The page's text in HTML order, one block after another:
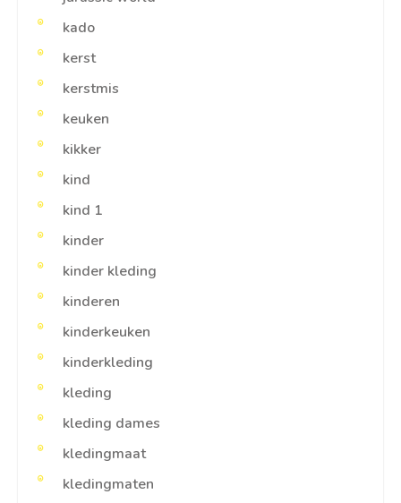
kado
kerst
kerstmis
keuken
kikker
kind
kind 1
kinder
kinder kleding
kinderen
kinderkeuken
kinderkleding
kleding
kleding dames
kledingmaat
kledingmaten